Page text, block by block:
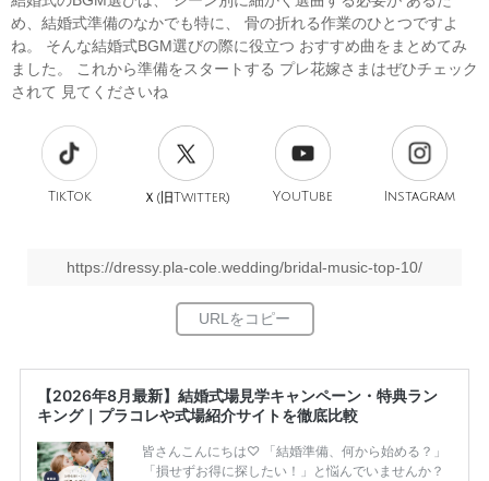
め、結婚式準備のなかでも特に、 骨の折れる作業のひとつですよ
ね。 そんな結婚式BGM選びの際に役立つ おすすめ曲をまとめてみ
ました。 これから準備をスタートする プレ花嫁さまはぜひチェック
されて 見てくださいね
TikTok Ｘ(旧Twitter) YouTube Instagram
https://dressy.pla-cole.wedding/bridal-music-top-10/
【2026年8月最新】結婚式場見学キャンペーン・特典ラン
キング｜プラコレや式場紹介サイトを徹底比較
皆さんこんにちは♡ 「結婚準備、何から始める？」
「損せずお得に探したい！」と悩んでいませんか？